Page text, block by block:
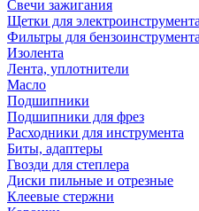
Свечи зажигания
Щетки для электроинструмента
Фильтры для бензоинструмента
Изолента
Лента, уплотнители
Масло
Подшипники
Подшипники для фрез
Расходники для инструмента
Биты, адаптеры
Гвозди для степлера
Диски пильные и отрезные
Клеевые стержни